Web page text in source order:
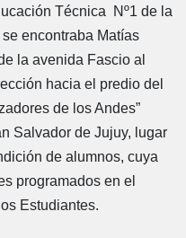
Técnica Nº1 de la
encontraba Matías
la avenida Fascio al
hacia el predio del
de los Andes”
Salvador de Jujuy, lugar
de alumnos, cuya
programados en el
Estudiantes.